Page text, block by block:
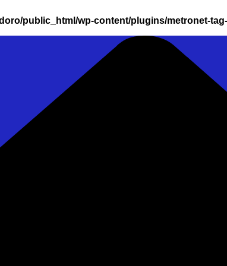
public_html/wp-content/plugins/metronet-